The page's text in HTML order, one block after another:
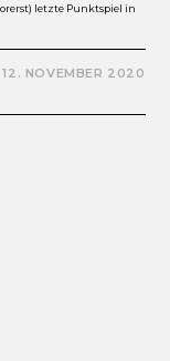
letzte Punktspiel in
12. NOVEMBER 2020